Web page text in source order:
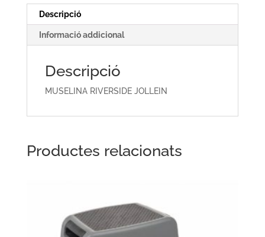
Descripció
Informació addicional
Descripció
MUSELINA RIVERSIDE JOLLEIN
Productes relacionats